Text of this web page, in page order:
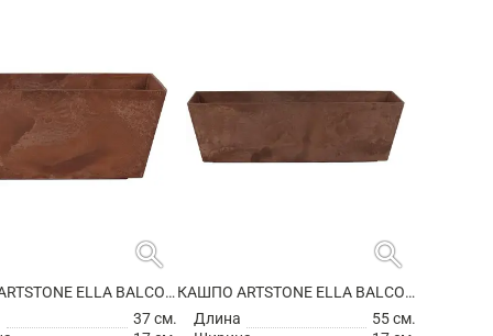
search
КАШПО ARTSTONE ELLA BALCONY OAK
37 см.
search
КАШПО ARTSTONE ELLA BALCONY OAK
Длина
55 см.